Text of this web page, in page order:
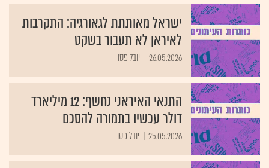
ישראל מאותתת לגאורגיה: התקרבות
לאיראן לא תעבור בשקט
26.05.2026 יובל פסו
התנאי האיראני נחשף: 12 מיליארד
דולר עכשיו בתמורה להסכם
25.05.2026 יובל פסו